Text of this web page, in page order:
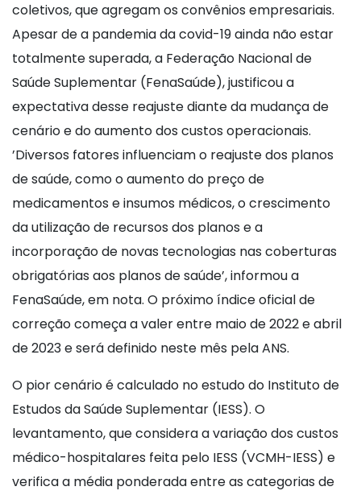
coletivos, que agregam os convênios empresariais.
Apesar de a pandemia da covid-19 ainda não estar
totalmente superada, a Federação Nacional de
Saúde Suplementar (FenaSaúde), justificou a
expectativa desse reajuste diante da mudança de
cenário e do aumento dos custos operacionais.
’Diversos fatores influenciam o reajuste dos planos
de saúde, como o aumento do preço de
medicamentos e insumos médicos, o crescimento
da utilização de recursos dos planos e a
incorporação de novas tecnologias nas coberturas
obrigatórias aos planos de saúde’, informou a
FenaSaúde, em nota. O próximo índice oficial de
correção começa a valer entre maio de 2022 e abril
de 2023 e será definido neste mês pela ANS.
O pior cenário é calculado no estudo do Instituto de
Estudos da Saúde Suplementar (IESS). O
levantamento, que considera a variação dos custos
médico-hospitalares feita pelo IESS (VCMH-IESS) e
verifica a média ponderada entre as categorias de